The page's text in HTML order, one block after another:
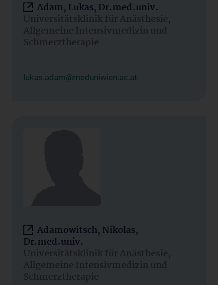
Adam, Lukas, Dr.med.univ.
Universitätsklinik für Anästhesie,
Allgemeine Intensivmedizin und
Schmerztherapie
lukas.adam@meduniwien.ac.at
Adamowitsch, Nikolas,
Dr.med.univ.
Universitätsklinik für Anästhesie,
Allgemeine Intensivmedizin und
Schmerztherapie